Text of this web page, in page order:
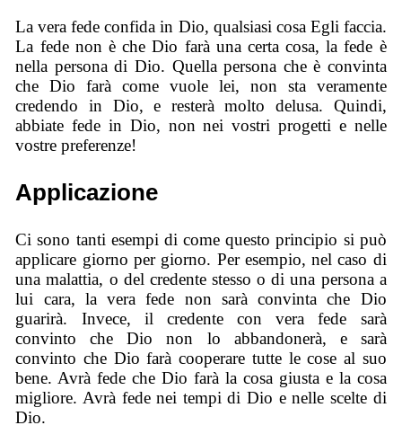
La vera fede confida in Dio, qualsiasi cosa Egli faccia.
La fede non è che Dio farà una certa cosa, la fede è
nella persona di Dio. Quella persona che è convinta
che Dio farà come vuole lei, non sta veramente
credendo in Dio, e resterà molto delusa. Quindi,
abbiate fede in Dio, non nei vostri progetti e nelle
vostre preferenze!
Applicazione
Ci sono tanti esempi di come questo principio si può
applicare giorno per giorno. Per esempio, nel caso di
una malattia, o del credente stesso o di una persona a
lui cara, la vera fede non sarà convinta che Dio
guarirà. Invece, il credente con vera fede sarà
convinto che Dio non lo abbandonerà, e sarà
convinto che Dio farà cooperare tutte le cose al suo
bene. Avrà fede che Dio farà la cosa giusta e la cosa
migliore. Avrà fede nei tempi di Dio e nelle scelte di
Dio.